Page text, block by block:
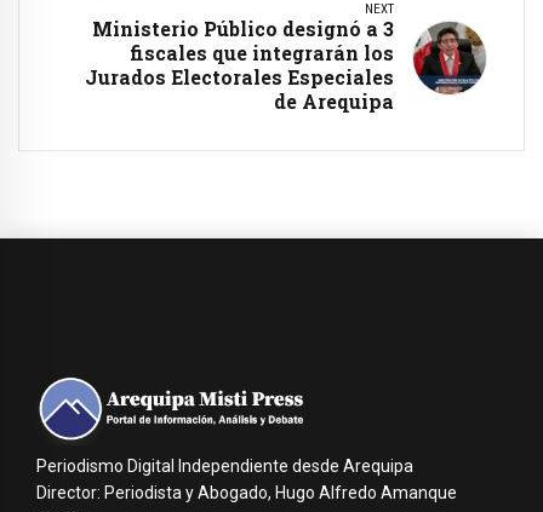
NEXT
Ministerio Público designó a 3
fiscales que integrarán los
Jurados Electorales Especiales
de Arequipa
Periodismo Digital Independiente desde Arequipa
Director: Periodista y Abogado, Hugo Alfredo Amanque